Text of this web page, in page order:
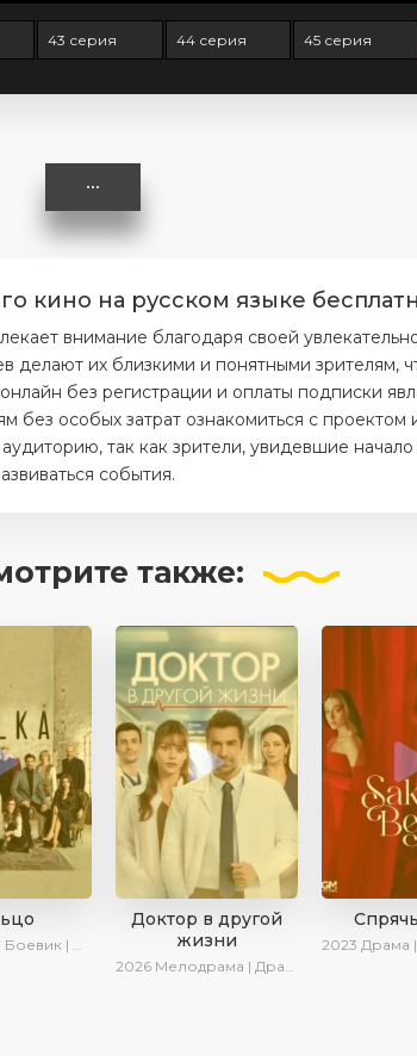
43 серия 44 серия 45 серия
кино на русском языке
внимание благодаря своей
их близкими и понятными зрителям,
без регистрации и оплаты подписки
без особых затрат ознакомиться с
так как зрители, увидевшие начало
события.
также:
| Криминал
Доктор в другой
жизни
2026 Мелодрама | Драма | AlisaDirilis | Новинки
2023 Драма | SesDizi |